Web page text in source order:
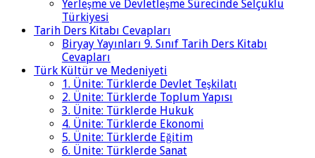
Yerleşme ve Devletleşme Sürecinde Selçuklu
Türkiyesi
Tarih Ders Kitabı Cevapları
Biryay Yayınları 9. Sınıf Tarih Ders Kitabı
Cevapları
Türk Kültür ve Medeniyeti
1. Ünite: Türklerde Devlet Teşkilatı
2. Ünite: Türklerde Toplum Yapısı
3. Ünite: Türklerde Hukuk
4. Ünite: Türklerde Ekonomi
5. Ünite: Türklerde Eğitim
6. Ünite: Türklerde Sanat